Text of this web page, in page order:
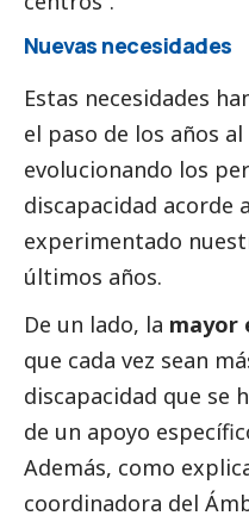
Nuevas necesidades
Estas necesidades
el paso de los años
evolucionando los
discapacidad acorde
experimentado
últimos años.
De un lado, la mayor
que cada vez sean
discapacidad que se
de un apoyo
Además, como
coordinadora del